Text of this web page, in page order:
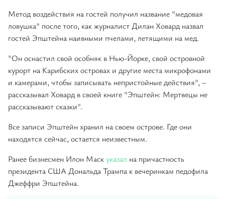
Метод воздействия на гостей получил название "медовая
ловушка" после того, как журналист Дилан Ховард назвал
гостей Эпштейна наивными пчелами, летящими на мед.
"Он оснастил свой особняк в Нью-Йорке, свой островной
курорт на Карибских островах и другие места микрофонами
и камерами, чтобы записывать непристойные действия", –
рассказывал Ховард в своей книге "Эпштейн: Мертвецы не
рассказывают сказки".
Все записи Эпштейн хранил на своем острове. Где они
находятся сейчас, остается неизвестным.
Ранее бизнесмен Илон Маскуказал на причастность
президента США Дональда Трампа к вечеринкам педофила
Джеффри Эпштейна.